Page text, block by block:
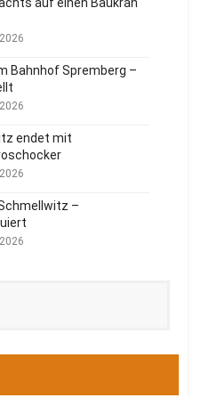
Bahnhof Spremberg –
endet mit
–